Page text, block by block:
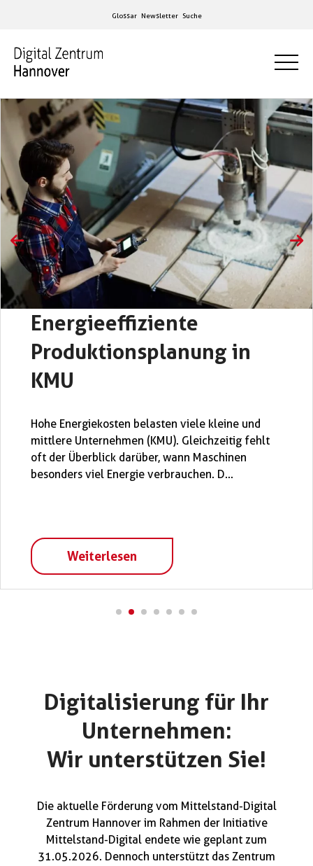
Glossar Newsletter Suche
Energieeffiziente
Produktionsplanung in
KMU
Hohe Energiekosten belasten viele kleine und
mittlere Unternehmen (KMU). Gleichzeitig fehlt
oft der Überblick darüber, wann Maschinen
besonders viel Energie verbrauchen. D...
Weiterlesen
Digitalisierung für Ihr
Unternehmen:
Wir unterstützen Sie!
Die aktuelle Förderung vom Mittelstand-Digital
Zentrum Hannover im Rahmen der Initiative
Mittelstand-Digital endete wie geplant zum
31.05.2026. Dennoch unterstützt das Zentrum